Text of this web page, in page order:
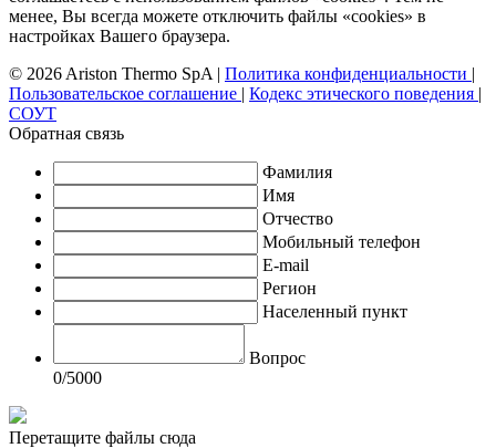
менее, Вы всегда можете отключить файлы «cookies» в
настройках Вашего браузера.
© 2026 Ariston Thermo SpA | Политика конфиденциальности |
Пользовательское соглашение | Кодекс этического поведения |
СОУТ
Обратная связь
Фамилия
Имя
Отчество
Мобильный телефон
E-mail
Регион
Населенный пункт
Вопрос
0/5000
Перетащите файлы сюда